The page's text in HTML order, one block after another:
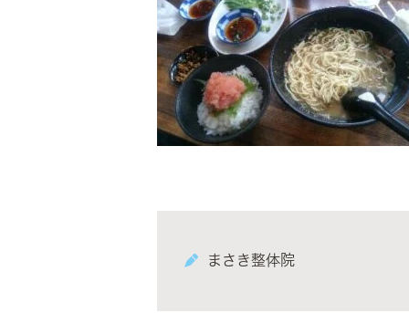
まさき整体院